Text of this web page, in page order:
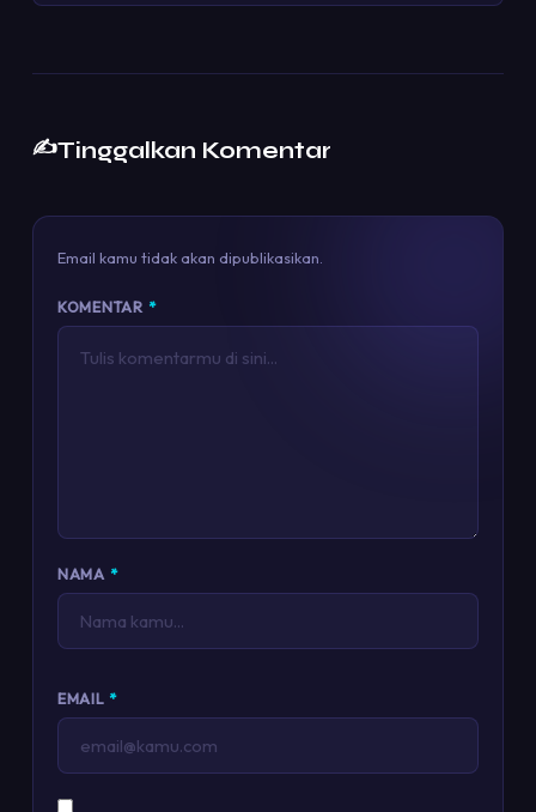
✍️Tinggalkan Komentar
Email kamu tidak akan dipublikasikan.
KOMENTAR *
NAMA *
EMAIL *